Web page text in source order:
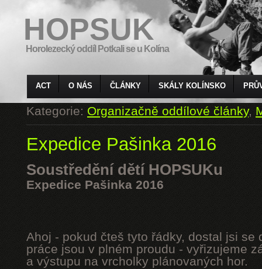
HOPSUK
Horolezecký oddíl Potkali se u Kolína
ACT O NÁS ČLÁNKY SKÁLY KOLÍNSKO
Kategorie:Organizačně oddílové články,
Expedice Pašinka 2016
Soustředění dětí HOPSUKu
Expedice Pašinka 2016
Ahoj - pokud čteš tyto řádky, dostal jsi se
práce jsou v plném proudu - vyřizujeme
a výstupu na vrcholky plánovaných hor.